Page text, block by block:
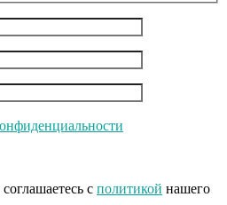
с политикой нашего